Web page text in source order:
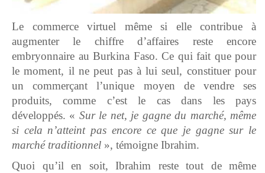
Le commerce virtuel même si elle contribue à
augmenter le chiffre d’affaires reste encore
embryonnaire au Burkina Faso. Ce qui fait que pour
le moment, il ne peut pas à lui seul, constituer pour
un commerçant l’unique moyen de vendre ses
produits, comme c’est le cas dans les pays
développés. « Sur le net, je gagne du marché, même
si cela n’atteint pas encore ce que je gagne sur le
marché traditionnel », témoigne Ibrahim.
Quoi qu’il en soit, Ibrahim reste tout de même